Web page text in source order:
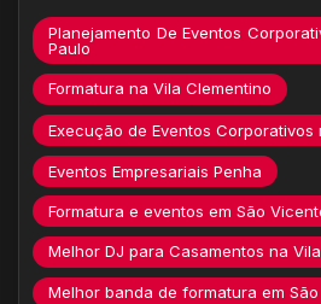
Planejamento De Eventos
Paulo
Formatura na Vila Clementino
Execução de Eventos Corporativos
Eventos Empresariais Penha
Formatura e eventos em São
Melhor DJ para Casamentos na
Melhor banda de formatura em